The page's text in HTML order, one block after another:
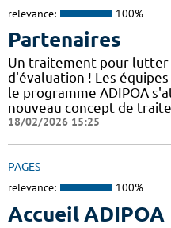
relevance: 100%
Partenaires
Un traitement pour
d'évaluation ! Les
le programme ADIPOA
nouveau concept de
18/02/2026 15:25
PAGES
relevance: 100%
Accueil ADIPOA